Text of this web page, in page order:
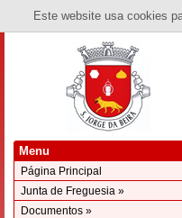
Este website usa cookies
Menu
Página Principal
Junta de Freguesia »
Documentos »